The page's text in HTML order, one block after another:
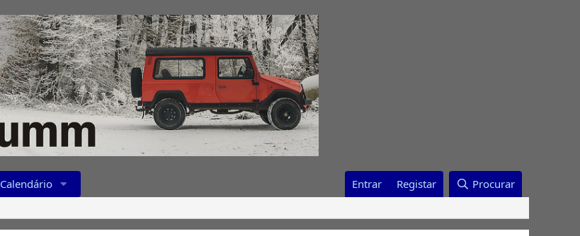
Calendário Entrar Registar Procurar